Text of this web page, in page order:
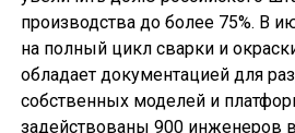
производства до более 75%. В
на полный цикл сварки и
обладает документацией для
собственных моделей и
задействованы 900 инженеров